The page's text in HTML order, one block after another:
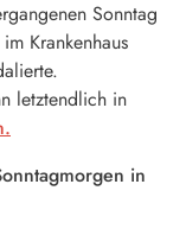
Sonntag
Krankenhaus
letztendlich in
in